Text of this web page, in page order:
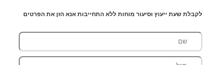
לקבלת שעת ייעוץ וסיעור מוחות ללא התחייבות אנא הזן את הפרטים